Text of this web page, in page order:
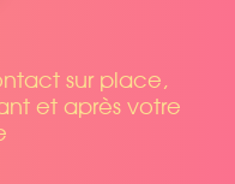
sur place,
et après votre